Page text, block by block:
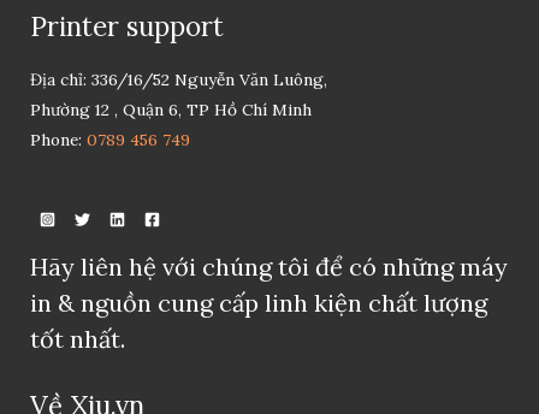
Printer support
Địa chỉ: 336/16/52 Nguyễn Văn Luông,
Phường 12 , Quận 6, TP Hồ Chí Minh
Phone: 0789 456 749
Hãy liên hệ với chúng tôi để có những máy
in & nguồn cung cấp linh kiện chất lượng
tốt nhất.
Về Xiu.vn